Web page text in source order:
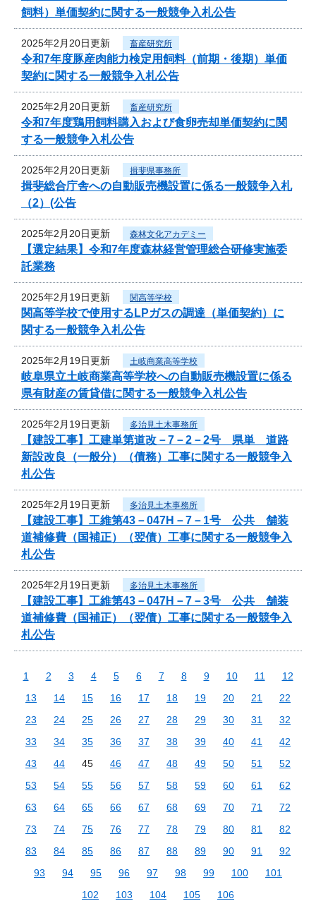
飼料）単価契約に関する一般競争入札公告
2025年2月20日更新 畜産研究所
令和7年度豚産肉能力検定用飼料（前期・後期）単価
契約に関する一般競争入札公告
2025年2月20日更新 畜産研究所
令和7年度鶏用飼料購入および食卵売却単価契約に関
する一般競争入札公告
2025年2月20日更新 揖斐県事務所
揖斐総合庁舎への自動販売機設置に係る一般競争入札
（2）(公告
2025年2月20日更新 森林文化アカデミー
【選定結果】令和7年度森林経営管理総合研修実施委
託業務
2025年2月19日更新 関高等学校
関高等学校で使用するLPガスの調達（単価契約）に
関する一般競争入札公告
2025年2月19日更新 土岐商業高等学校
岐阜県立土岐商業高等学校への自動販売機設置に係る
県有財産の賃貸借に関する一般競争入札公告
2025年2月19日更新 多治見土木事務所
【建設工事】工建単第道改－7－2－2号 県単 道路
新設改良（一般分）（債務）工事に関する一般競争入
札公告
2025年2月19日更新 多治見土木事務所
【建設工事】工維第43－047H－7－1号 公共 舗装
道補修費（国補正）（翌債）工事に関する一般競争入
札公告
2025年2月19日更新 多治見土木事務所
【建設工事】工維第43－047H－7－3号 公共 舗装
道補修費（国補正）（翌債）工事に関する一般競争入
札公告
1 2 3 4 5 6 7 8 9 10 11
12
13
14 15 16 17 18 19 20 21
22
23
24 25 26 27 28 29 30 31
32
33
34 35 36 37 38 39 40 41
42
43
44 45 46 47 48 49 50 51
52
53
54 55 56 57 58 59 60 61
62
63
64 65 66 67 68 69 70 71
72
73
74 75 76 77 78 79 80 81
82
83
84 85 86 87 88 89 90 91
92
93
94 95 96 97 98 99 100
101
102
103 104 105 106